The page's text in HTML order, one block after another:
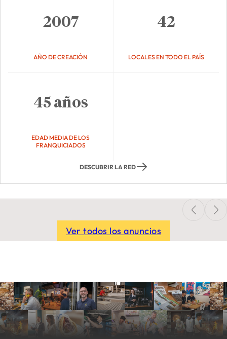
2007
AÑO DE CREACIÓN
42
LOCALES EN TODO EL PAÍS
45 años
EDAD MEDIA DE LOS
FRANQUICIADOS
DESCUBRIR LA RED
Ver todos los anuncios